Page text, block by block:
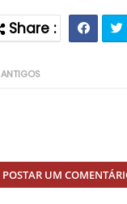
ANTIGOS
POSTAR UM